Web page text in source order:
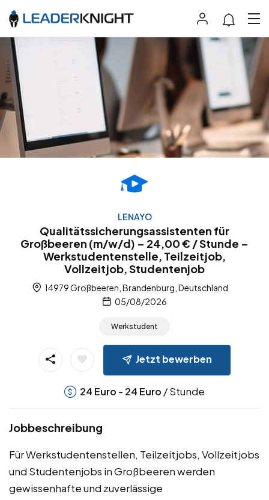
LENAYO
Qualitätssicherungsassistenten für
Großbeeren (m/w/d) – 24,00 € / Stunde –
Werkstudentenstelle, Teilzeitjob,
Vollzeitjob, Studentenjob
14979 Großbeeren, Brandenburg, Deutschland
05/08/2026
Werkstudent
Jetzt bewerben
24 Euro - 24 Euro / Stunde
Jobbeschreibung
Für Werkstudentenstellen, Teilzeitjobs, Vollzeitjobs
und Studentenjobs in Großbeeren werden
gewissenhafte und zuverlässige